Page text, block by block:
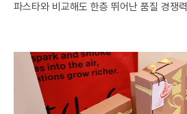
파스타와 비교해도 한층 뛰어난 품질 경쟁